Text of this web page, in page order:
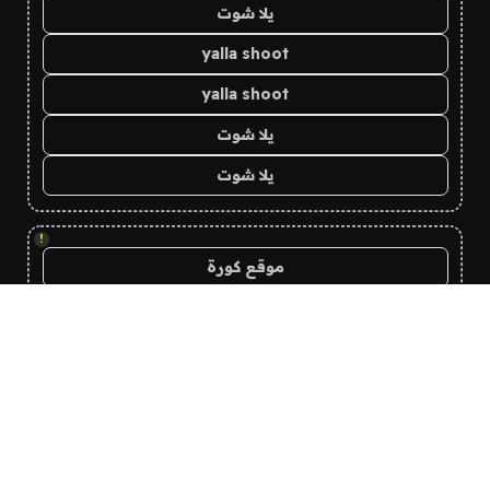
يلا شوت
yalla shoot
yalla shoot
يلا شوت
يلا شوت
!
موقع كورة